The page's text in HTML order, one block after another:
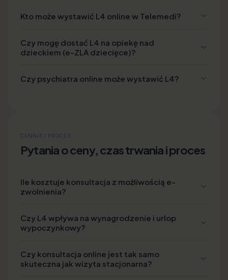
Kto może wystawić L4 online w Telemedi?
Czy mogę dostać L4 na opiekę nad
dzieckiem (e-ZLA dziecięce)?
Czy psychiatra online może wystawić L4?
CENNIK I PROCES
Pytania o ceny, czas trwania i proces
Ile kosztuje konsultacja z możliwością e-
zwolnienia?
Czy L4 wpływa na wynagrodzenie i urlop
wypoczynkowy?
Czy konsultacja online jest tak samo
skuteczna jak wizyta stacjonarna?